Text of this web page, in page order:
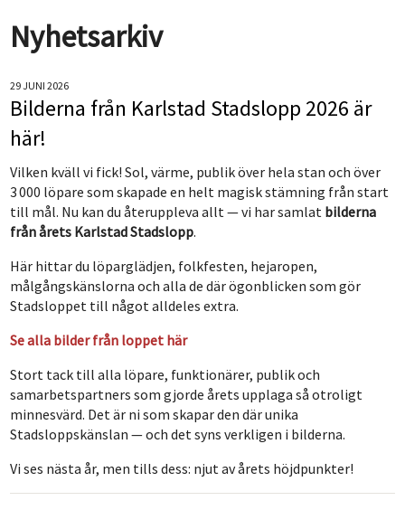
Nyhetsarkiv
29 JUNI 2026
Bilderna från Karlstad Stadslopp 2026 är
här!
Vilken kväll vi fick! Sol, värme, publik över hela stan och över
3 000 löpare som skapade en helt magisk stämning från start
till mål. Nu kan du återuppleva allt — vi har samlat bilderna
från årets Karlstad Stadslopp.
Här hittar du löparglädjen, folkfesten, hejaropen,
målgångskänslorna och alla de där ögonblicken som gör
Stadsloppet till något alldeles extra.
Se alla bilder från loppet här
Stort tack till alla löpare, funktionärer, publik och
samarbetspartners som gjorde årets upplaga så otroligt
minnesvärd. Det är ni som skapar den där unika
Stadsloppskänslan — och det syns verkligen i bilderna.
Vi ses nästa år, men tills dess: njut av årets höjdpunkter!